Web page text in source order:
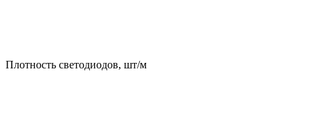
Плотность светодиодов, шт/м